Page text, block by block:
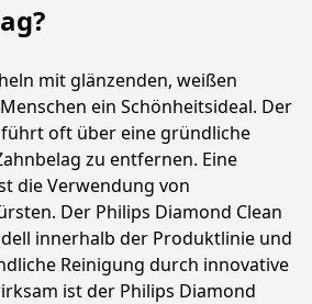
mit glänzenden, weißen
ein Schönheitsideal. Der
führt oft über eine gründliche
zu entfernen. Eine
die Verwendung von
Der Philips Diamond Clean
innerhalb der Produktlinie und
Reinigung durch innovative
ist der Philips Diamond